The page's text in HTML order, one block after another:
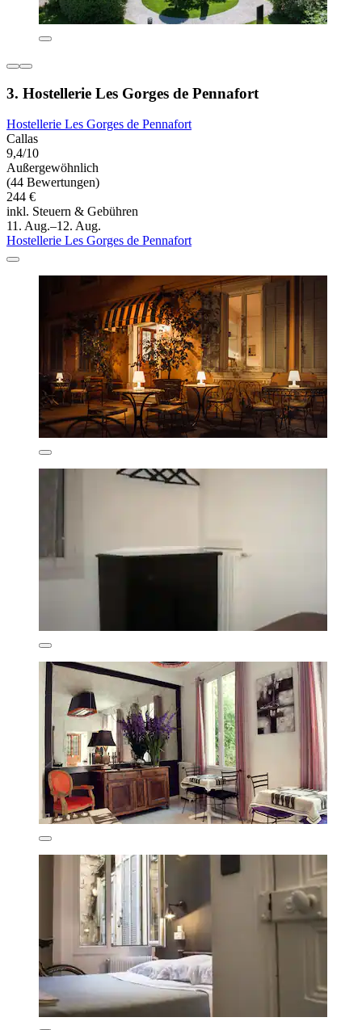
3. Hostellerie Les Gorges de Pennafort
Hostellerie Les Gorges de Pennafort
Callas
9,4/10
Außergewöhnlich
(44 Bewertungen)
244 €
inkl. Steuern & Gebühren
11. Aug.–12. Aug.
Hostellerie Les Gorges de Pennafort